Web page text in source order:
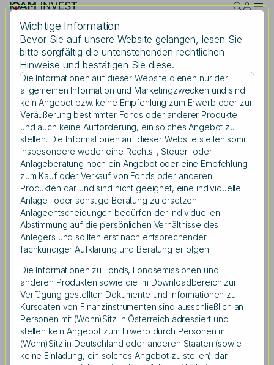
Skip to main content
Suche
Suchbegriff eingeben
Mittwoch, 20.04.2022
Intelligente
Optionsprämienstrategie
mit attraktivem Risiko-
Ertrags-Profil
Teilen
Deka Investment und IQAM Invest legen
ersten gemeinsamen Fonds mit
Optionsprämienstrategie auf
Wichtige Information
Bevor Sie auf unsere Website gelangen, lesen Sie
bitte sorgfältig die untenstehenden rechtlichen
Hinweise und bestätigen Sie diese.
Die Informationen auf dieser Website dienen nur der
allgemeinen Information und Marketingzwecken und sind
kein Angebot bzw. keine Empfehlung zum Erwerb oder zur
Veräußerung bestimmter Fonds oder anderer Produkte
und auch keine Aufforderung, ein solches Angebot zu
stellen. Die Informationen auf dieser Website stellen somit
insbesondere weder eine Rechts-, Steuer- oder
Anlageberatung noch ein Angebot oder eine Empfehlung
zum Kauf oder Verkauf von Fonds oder anderen
Produkten dar und sind nicht geeignet, eine individuelle
Anlage- oder sonstige Beratung zu ersetzen.
Anlageentscheidungen bedürfen der individuellen
Abstimmung auf die persönlichen Verhältnisse des
Anlegers und sollten erst nach entsprechender
fachkundiger Aufklärung und Beratung erfolgen.
Die Informationen zu Fonds, Fondsemissionen und
anderen Produkten sowie die im Downloadbereich zur
Verfügung gestellten Dokumente und Informationen zu
Kursdaten von Finanzinstrumenten sind ausschließlich an
Personen mit (Wohn)Sitz in Österreich adressiert und
stellen kein Angebot zum Erwerb durch Personen mit
(Wohn)Sitz in Deutschland oder anderen Staaten (sowie
keine Einladung, ein solches Angebot zu stellen) dar.